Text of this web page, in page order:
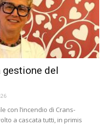
del
con l’incendio di Crans-
a cascata tutti, in primis